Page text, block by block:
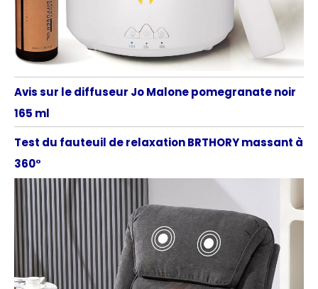
Avis sur le diffuseur Jo Malone pomegranate noir
165 ml
Test du fauteuil de relaxation BRTHORY massant à
360°